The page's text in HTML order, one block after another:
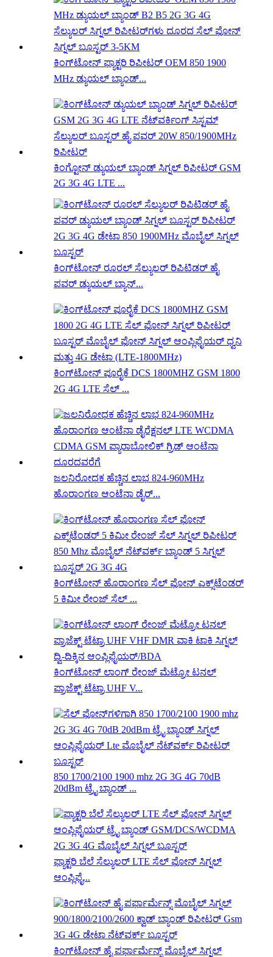
ಕಿಂಗ್‌ಟೋನ್ ಫ್ಯಾಕ್ಟರಿ ರಿಪೀಟರ್ OEM 850 1900
MHz ಡ್ಯುಯಲ್ ಬ್ಯಾಂಡ್...
ಕಿಂಗ್ಟೋನ್ ಡ್ಯುಯಲ್ ಬ್ಯಾಂಡ್ ಸಿಗ್ನಲ್ ರಿಪೀಟರ್ GSM
2G 3G 4G LTE ...
ಕಿಂಗ್‌ಟೋನ್ ರೂರಲ್ ಸೆಲ್ಯುಲರ್ ರಿಪಿಟಿಡರ್ ಹೈ
ಪವರ್ ಡ್ಯುಯಲ್ ಬ್ಯಾನ್...
ಕಿಂಗ್‌ಟೋನ್ ಪೂರೈಕೆ DCS 1800MHZ GSM 1800
2G 4G LTE ಸೆಲ್ ...
ಜಲನಿರೋಧಕ ಹೆಚ್ಚಿನ ಲಾಭ 824-960MHz
ಹೊರಾಂಗಣ ಆಂಟೆನಾ ಡೈರ್...
ಕಿಂಗ್‌ಟೋನ್ ಹೊರಾಂಗಣ ಸೆಲ್ ಫೋನ್ ಎಕ್ಸ್‌ಟೆಂಡರ್
5 ಕಿಮೀ ರೇಂಜ್ ಸೆಲ್ ...
ಕಿಂಗ್‌ಟೋನ್ ಲಾಂಗ್ ರೇಂಜ್ ಮೆಟ್ರೋ ಟನಲ್
ಪ್ರಾಜೆಕ್ಟ್ ಟೆಟ್ರಾ UHF V...
850 1700/2100 1900 mhz 2G 3G 4G 70dB
20dBm ಟ್ರೈ ಬ್ಯಾಂಡ್ ...
ಫ್ಯಾಕ್ಟರಿ ಬೆಲೆ ಸೆಲ್ಯುಲರ್ LTE ಸೆಲ್ ಫೋನ್ ಸಿಗ್ನಲ್
ಆಂಪ್ಲಿಫೈ...
ಕಿಂಗ್‌ಟೋನ್ ಹೈ ಪರ್ಫಾರ್ಮೆನ್ಸ್ ಮೊಬೈಲ್ ಸಿಗ್ನಲ್